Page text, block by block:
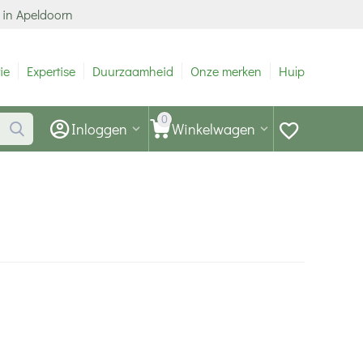
Apeldoorn
Expertise Duurzaamheid Onze merken Hulp
0 Winkelwagen
Inloggen